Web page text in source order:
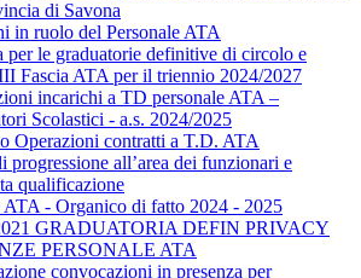
di Savona
in ruolo del Personale ATA
per le graduatorie definitive di circolo e
Fascia ATA per il triennio 2024/2027
incarichi a TD personale ATA –
Scolastici - a.s. 2024/2025
Operazioni contratti a T.D. ATA
progressione all’area dei funzionari e
qualificazione
ATA - Organico di fatto 2024 - 2025
GRADUATORIA DEFIN PRIVACY
PERSONALE ATA
convocazioni in presenza per